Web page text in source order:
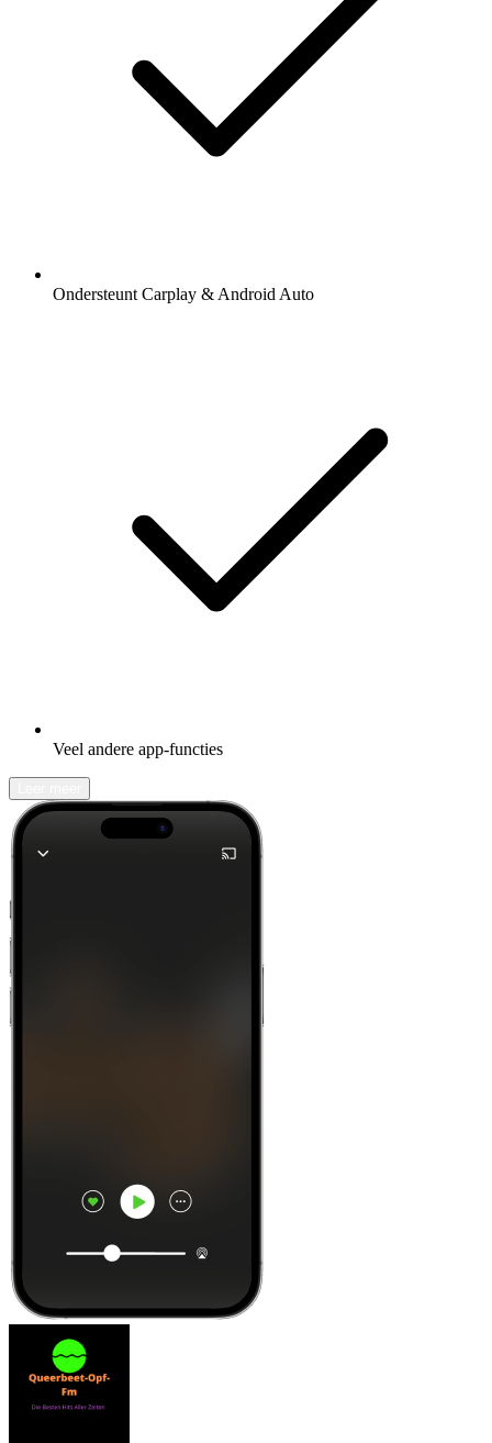
Ondersteunt Carplay & Android Auto
Veel andere app-functies